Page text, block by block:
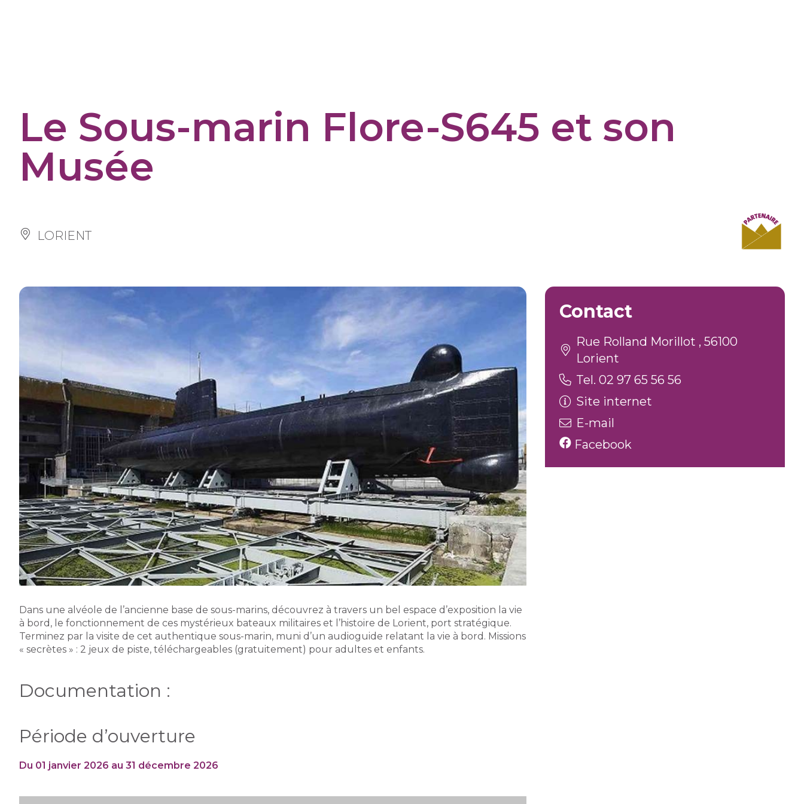
Le Sous-marin Flore-S645 et son
Musée
LORIENT
Dans une alvéole de l’ancienne base de sous-marins, découvrez à travers un bel espace d’exposition la vie
à bord, le fonctionnement de ces mystérieux bateaux militaires et l’histoire de Lorient, port stratégique.
Terminez par la visite de cet authentique sous-marin, muni d’un audioguide relatant la vie à bord. Missions
« secrètes » : 2 jeux de piste, téléchargeables (gratuitement) pour adultes et enfants.
Documentation :
Période d’ouverture
Du 01 janvier 2026 au 31 décembre 2026
Contact
Rue Rolland Morillot , 56100
Lorient
Tel. 02 97 65 56 56
Site internet
E-mail
Facebook